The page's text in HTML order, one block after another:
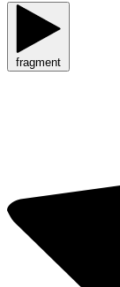
fragment